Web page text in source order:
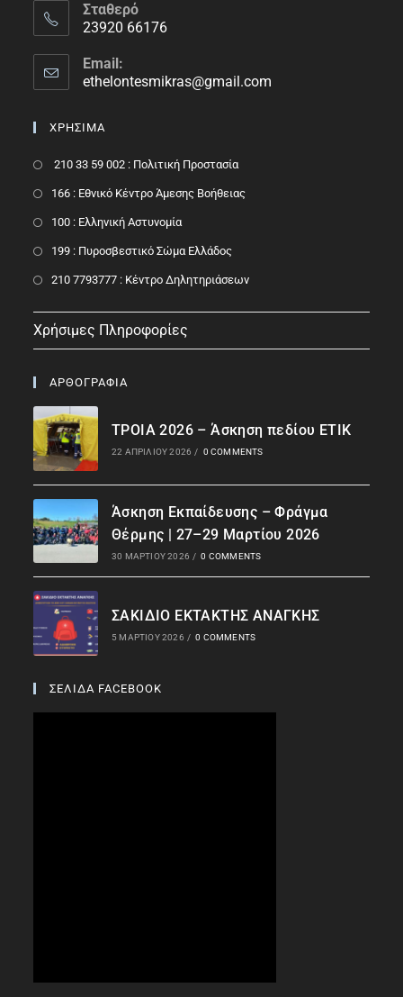
Σταθερό
23920 66176
Email:
ethelontesmikras@gmail.com
ΧΡΗΣΙΜΑ
210 33 59 002 : Πολιτική Προστασία
166 : Εθνικό Κέντρο Άμεσης Βοήθειας
100 : Ελληνική Αστυνομία
199 : Πυροσβεστικό Σώμα Ελλάδος
210 7793777 : Kέντρο Δηλητηριάσεων
Χρήσιμες Πληροφορίες
ΑΡΘΟΓΡΑΦΙΑ
ΤΡΟΙΑ 2026 – Άσκηση πεδίου ΕΤΙΚ
22 ΑΠΡΙΛΊΟΥ 2026 / 0 COMMENTS
Άσκηση Εκπαίδευσης – Φράγμα
Θέρμης | 27–29 Μαρτίου 2026
30 ΜΑΡΤΊΟΥ 2026 / 0 COMMENTS
ΣΑΚΙΔΙΟ ΕΚΤΑΚΤΗΣ ΑΝΑΓΚΗΣ
5 ΜΑΡΤΊΟΥ 2026 / 0 COMMENTS
ΣΕΛΙΔΑ FACEBOOK